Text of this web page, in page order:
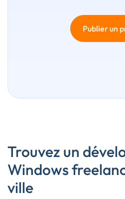
Publier un
Trouvez un
Windows
ville